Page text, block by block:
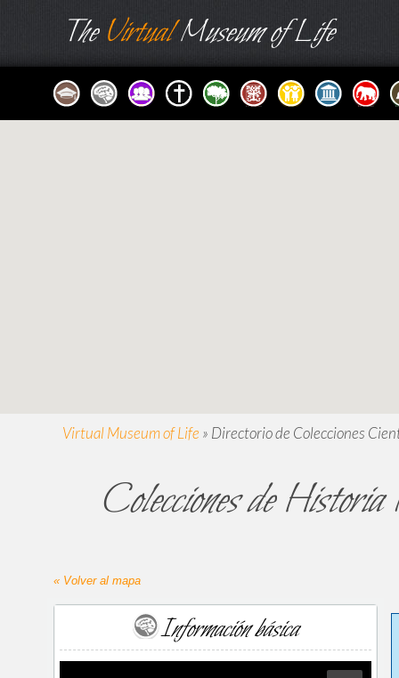
TheVirtualMuseum of Life
Virtual Museum of Life » Directorio de Colecciones
Colecciones de
« Volver al mapa
Información básica